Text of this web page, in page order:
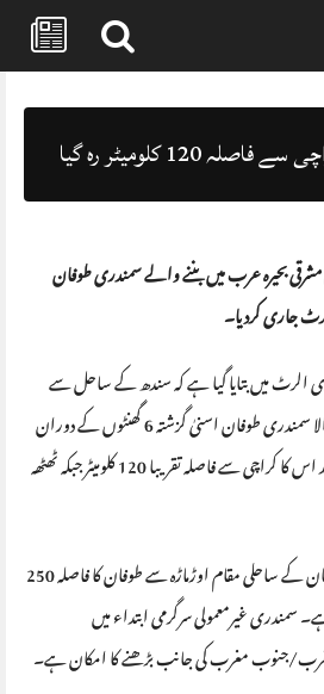
120 کلومیٹر رہ گیا
بحیرہ عرب میں بننے والے سمندری طوفان
جاری کردیا۔
الرٹ میں بتایا گیا ہے کہ سندھ کے ساحل سے
شمال مشرقی بحیرہ عرب پر آنے والا سمندری طوفان اسنیٰ گزشتہ 6 گھنٹوں کے دوران
مغرب کی طرف بڑھ، جس کے بعد اس کا کراچی سے فاصلہ تقریبا 120 کلومیٹر جبکہ ٹھٹھہ
محکمہ موسمیات کے مطابق بلوچستان کے ساحلی مقام اوڑماڑہ سے طوفان کا فاصلہ 250
سے 440 کلومیٹر ہے۔ سمندری غیرمعمولی سرگرمی ابتداء میں
جنوب مغرب کی جانب بڑھنے کا امکان ہے۔